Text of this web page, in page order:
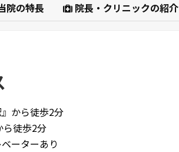
院の特長 院長・クリニックの紹介
から徒歩2分
ら徒歩2分
ーターあり